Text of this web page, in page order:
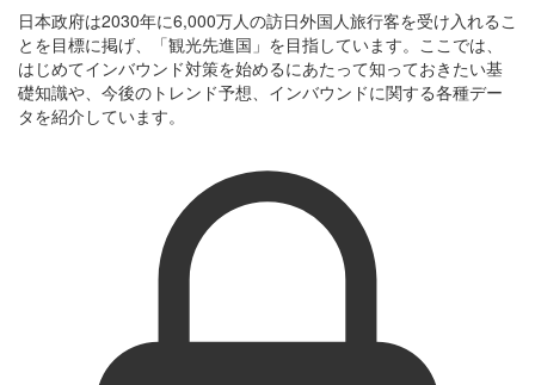
日本政府は2030年に6,000万人の訪日外国人旅行客を受け入れるこ
とを目標に掲げ、「観光先進国」を目指しています。ここでは、
はじめてインバウンド対策を始めるにあたって知っておきたい基
礎知識や、今後のトレンド予想、インバウンドに関する各種デー
タを紹介しています。